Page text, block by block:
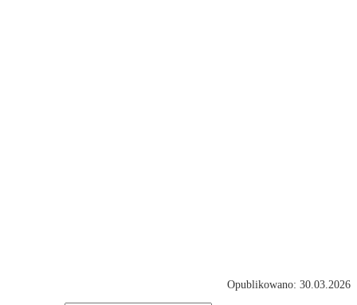
Opublikowano: 30.03.2026